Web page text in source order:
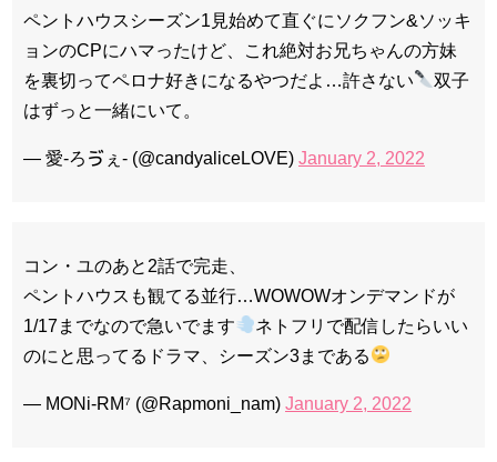
ペントハウスシーズン1見始めて直ぐにソクフン&ソッキ
ョンのCPにハマったけど、これ絶対お兄ちゃんの方妹
を裏切ってペロナ好きになるやつだよ…許さない
双子
はずっと一緒にいて。
— 愛-ろゔぇ- (@candyaliceLOVE) January 2, 2022
コン・ユのあと2話で完走、
ペントハウスも観てる並行…WOWOWオンデマンドが
1/17までなので急いでます
ネトフリで配信したらいい
のにと思ってるドラマ、シーズン3まである
— MONi-RM⁷ (@Rapmoni_nam) January 2, 2022